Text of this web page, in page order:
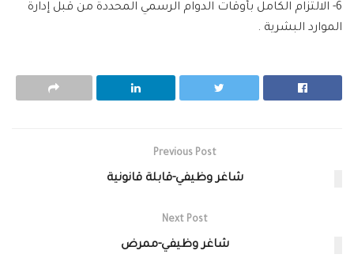
6- الالتزام الكامل بأوقات الدوام الرسمي المحددة من قبل إدارة
الموارد البشرية .
Previous Post
شاغر وظيفي-قابلة قانونية
Next Post
شاغر وظيفي-ممرض